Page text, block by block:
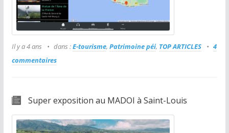
Il y a 4 ans dans :E-tourisme, Patrimoine péi, TOP ARTICLES
4
commentaires
Super exposition au MADOI à Saint-Louis